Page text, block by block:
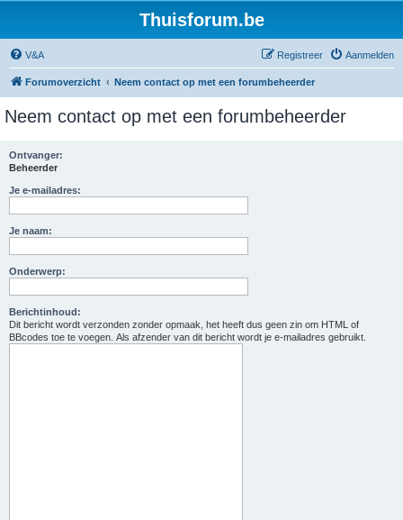
Thuisforum.be
V&A Aanmelden
Registreer
Forumoverzicht Neem contact op met een forumbeheerder
Neem contact op met een forumbeheerder
Ontvanger:
Beheerder
Je e-mailadres:
Je naam:
Onderwerp:
Berichtinhoud:
Dit bericht wordt verzonden zonder opmaak, het heeft dus geen zin om HTML of
BBcodes toe te voegen. Als afzender van dit bericht wordt je e-mailadres gebruikt.